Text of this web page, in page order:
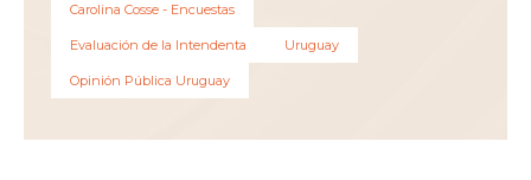
Carolina Cosse - Encuestas
Evaluación de la Intendenta Uruguay
Opinión Pública Uruguay